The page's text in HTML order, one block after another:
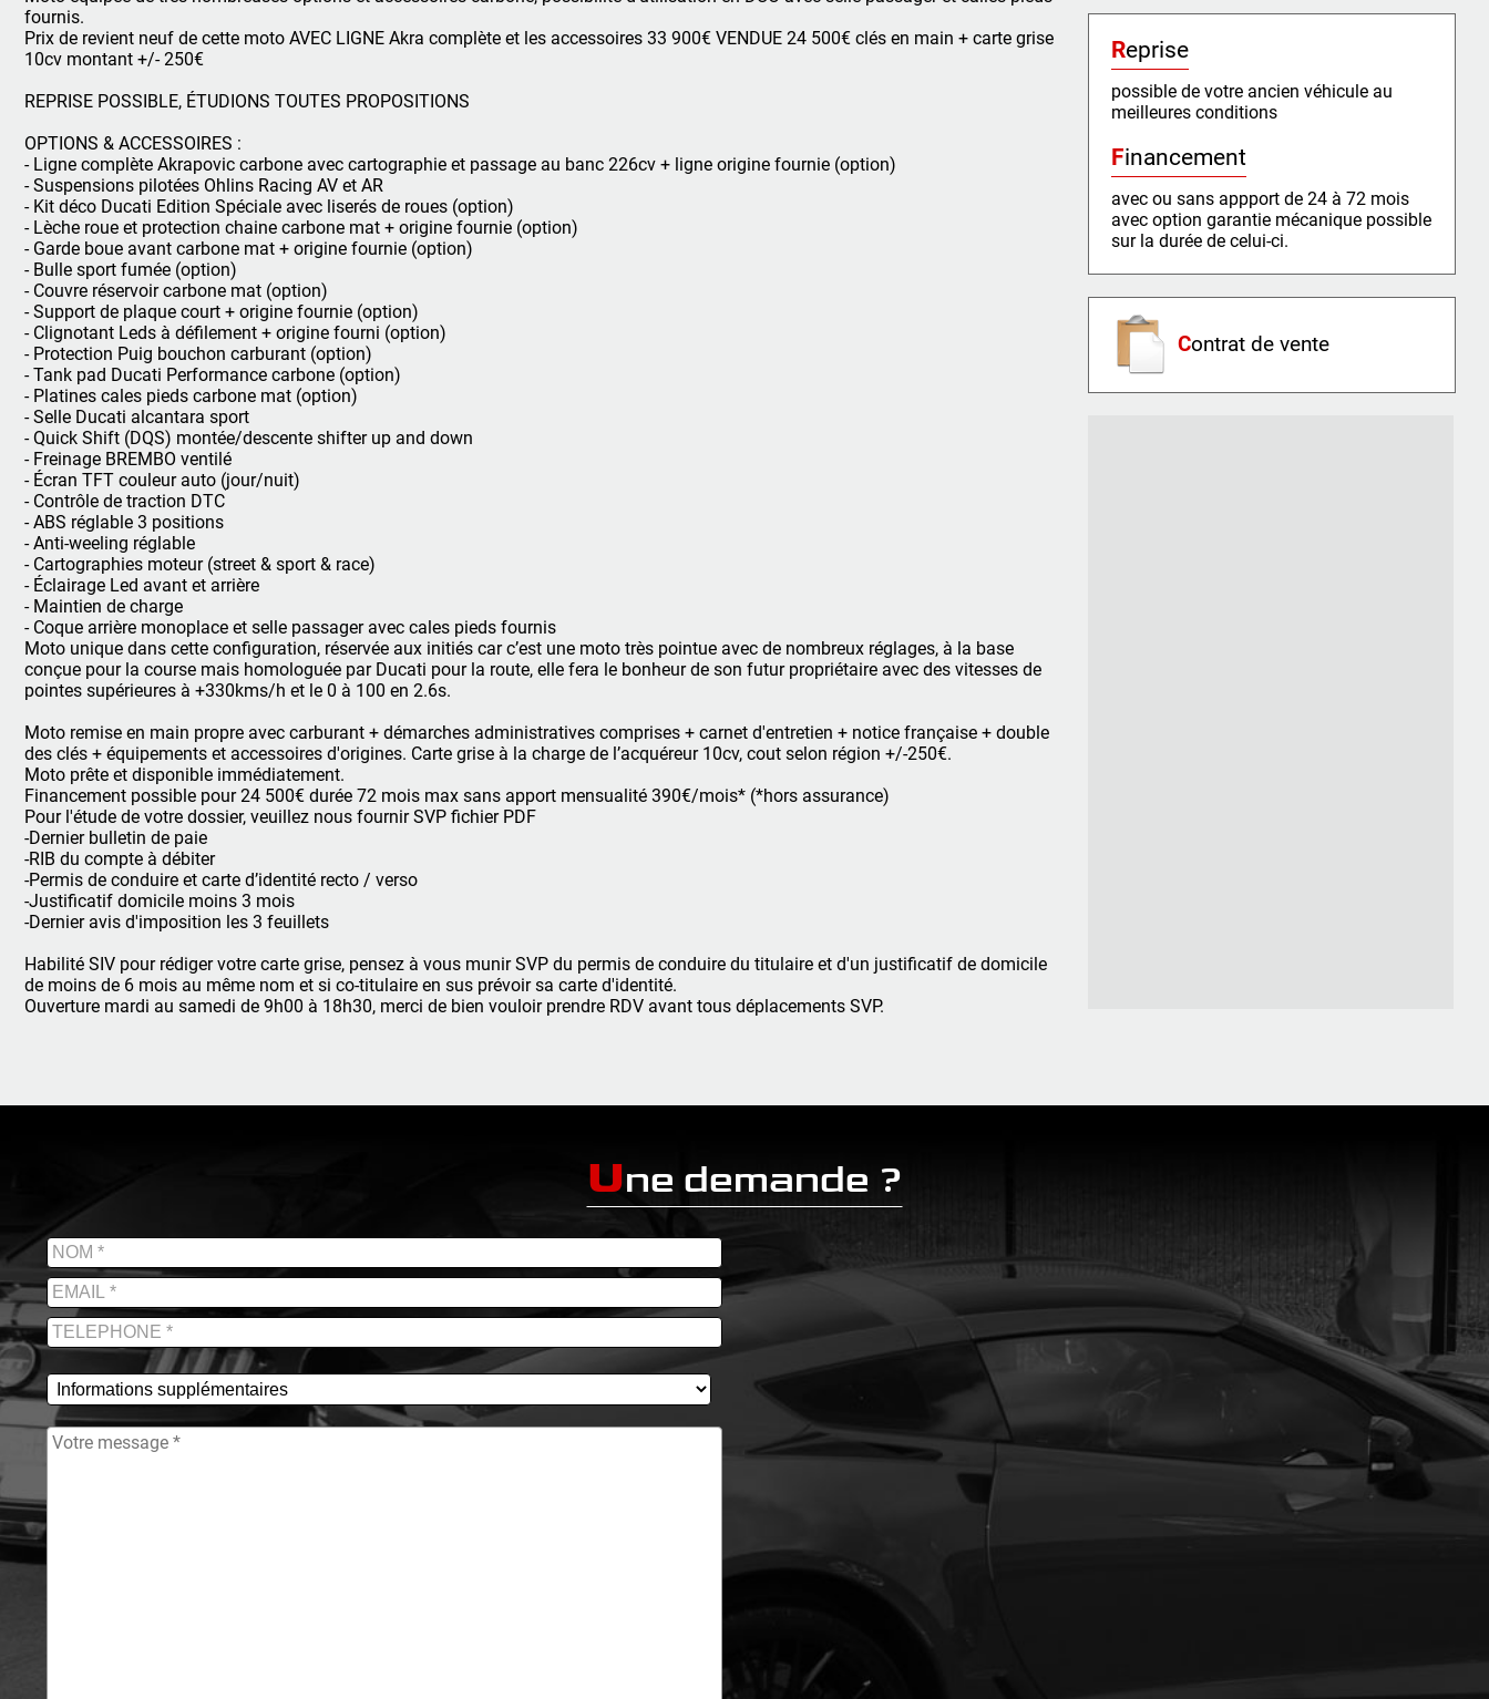
fournis.
Prix de revient neuf de cette moto AVEC LIGNE Akra complète et les accessoires 33 900€ VENDUE 24 500€ clés en main + carte grise
10cv montant +/- 250€
REPRISE POSSIBLE, ÉTUDIONS TOUTES PROPOSITIONS
OPTIONS & ACCESSOIRES :
- Ligne complète Akrapovic carbone avec cartographie et passage au banc 226cv + ligne origine fournie (option)
- Suspensions pilotées Ohlins Racing AV et AR
- Kit déco Ducati Edition Spéciale avec liserés de roues (option)
- Lèche roue et protection chaine carbone mat + origine fournie (option)
- Garde boue avant carbone mat + origine fournie (option)
- Bulle sport fumée (option)
- Couvre réservoir carbone mat (option)
- Support de plaque court + origine fournie (option)
- Clignotant Leds à défilement + origine fourni (option)
- Protection Puig bouchon carburant (option)
- Tank pad Ducati Performance carbone (option)
- Platines cales pieds carbone mat (option)
- Selle Ducati alcantara sport
- Quick Shift (DQS) montée/descente shifter up and down
- Freinage BREMBO ventilé
- Écran TFT couleur auto (jour/nuit)
- Contrôle de traction DTC
- ABS réglable 3 positions
- Anti-weeling réglable
- Cartographies moteur (street & sport & race)
- Éclairage Led avant et arrière
- Maintien de charge
- Coque arrière monoplace et selle passager avec cales pieds fournis
Moto unique dans cette configuration, réservée aux initiés car c’est une moto très pointue avec de nombreux réglages, à la base
conçue pour la course mais homologuée par Ducati pour la route, elle fera le bonheur de son futur propriétaire avec des vitesses de
pointes supérieures à +330kms/h et le 0 à 100 en 2.6s.
Moto remise en main propre avec carburant + démarches administratives comprises + carnet d'entretien + notice française + double
des clés + équipements et accessoires d'origines. Carte grise à la charge de l’acquéreur 10cv, cout selon région +/-250€.
Moto prête et disponible immédiatement.
Financement possible pour 24 500€ durée 72 mois max sans apport mensualité 390€/mois* (*hors assurance)
Pour l'étude de votre dossier, veuillez nous fournir SVP fichier PDF
-Dernier bulletin de paie
-RIB du compte à débiter
-Permis de conduire et carte d’identité recto / verso
-Justificatif domicile moins 3 mois
-Dernier avis d'imposition les 3 feuillets
Habilité SIV pour rédiger votre carte grise, pensez à vous munir SVP du permis de conduire du titulaire et d'un justificatif de domicile
de moins de 6 mois au même nom et si co-titulaire en sus prévoir sa carte d'identité.
Ouverture mardi au samedi de 9h00 à 18h30, merci de bien vouloir prendre RDV avant tous déplacements SVP.
Reprise
possible de votre ancien véhicule au
meilleures conditions
Financement
avec ou sans appport de 24 à 72 mois
avec option garantie mécanique possible
sur la durée de celui-ci.
Contrat de vente
Une demande ?